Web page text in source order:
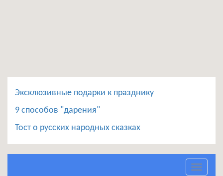
Эксклюзивные подарки к празднику
9 способов "дарения"
Тост о русских народных сказках
Toggle